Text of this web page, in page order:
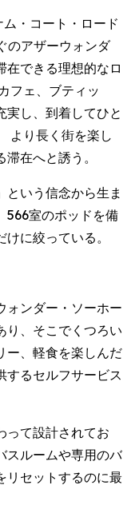
・コート・ロード
アザーウォンダ
在できる理想的なロ
フェ、ブティッ
実し、到着してひと
より長く街を楽し
在へと誘う。
という信念から生ま
566室のポッドを備
に絞っている。
ォンダー・ソーホー
り、そこでくつろい
ー、軽食を楽しんだ
するセルフサービス
って設計されてお
スルームや専用のバ
リセットするのに最